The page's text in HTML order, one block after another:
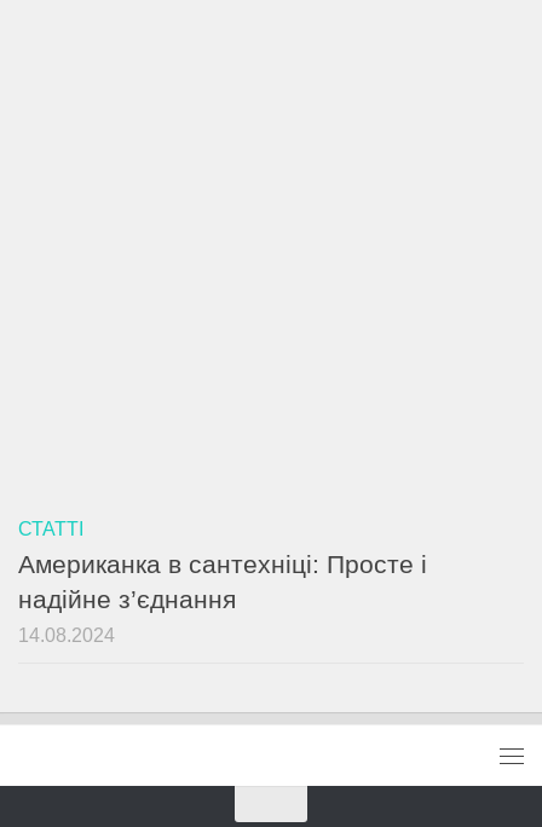
СТАТТІ
Американка в сантехніці: Просте і
надійне з’єднання
14.08.2024